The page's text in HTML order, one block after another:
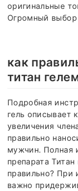
оригинальные
Огромный выбор
как
титан
Подробная
гель описывает
увеличения
правильно
мужчин. Полная
препарата
правильно? При
важно